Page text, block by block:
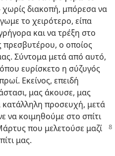
διακοπή, μπόρεσα να
το χειρότερο, είπα
και να τρέξη στο
πρεσβυτέρου, ο οποίος
Σύντομα μετά από αυτό,
ευρίσκετο η σύζυγός
Εκείνος, επειδή
μας άκουσε, μας
κατάλληλη προσευχή, μετά
να κοιμηθούμε στο σπίτι
που μελετούσε μαζί
μας.